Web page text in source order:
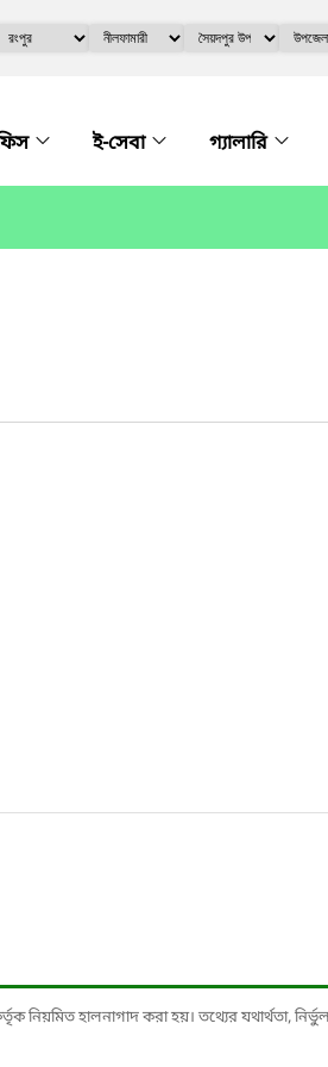
ই-সেবা গ্যালারি
নিয়মিত হালনাগাদ করা হয়। তথ্যের যথার্থতা,